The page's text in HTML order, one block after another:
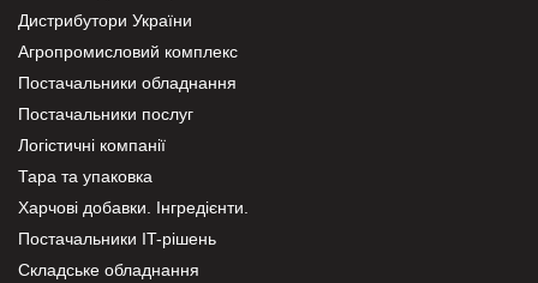
Дистрибутори України
Агропромисловий комплекс
Постачальники обладнання
Постачальники послуг
Логістичні компанії
Тара та упаковка
Харчові добавки. Інгредієнти.
Постачальники IT-рішень
Складське обладнання